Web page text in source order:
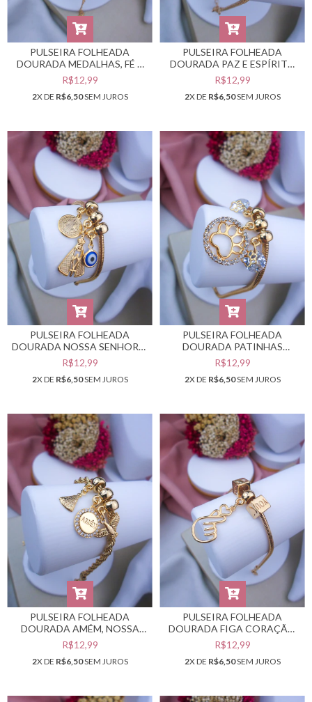
PULSEIRA FOLHEADA
DOURADA MEDALHAS, FÉ E
CRUZ #PF0401949
R$12,99
2X DE R$6,50SEM JUROS
PULSEIRA FOLHEADA
DOURADA PAZ E ESPÍRITO
SANTO #PF0401948
R$12,99
2X DE R$6,50SEM JUROS
PULSEIRA FOLHEADA
DOURADA NOSSA SENHORA,
MEDALHA E OLHO GREGO
#PF0401947
R$12,99
2X DE R$6,50SEM JUROS
PULSEIRA FOLHEADA
DOURADA PATINHAS
#PF0401946
R$12,99
2X DE R$6,50SEM JUROS
PULSEIRA FOLHEADA
DOURADA AMÉM, NOSSA
SENHORA E ESPÍRITO SANTO
#PF0401945
R$12,99
2X DE R$6,50SEM JUROS
PULSEIRA FOLHEADA
DOURADA FIGA CORAÇÃO
LOVE #PF0401943
R$12,99
2X DE R$6,50SEM JUROS